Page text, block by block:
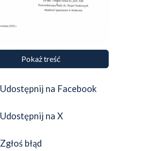
Pokaż treść
Udostępnij na Facebook
Udostępnij na X
Zgłoś błąd